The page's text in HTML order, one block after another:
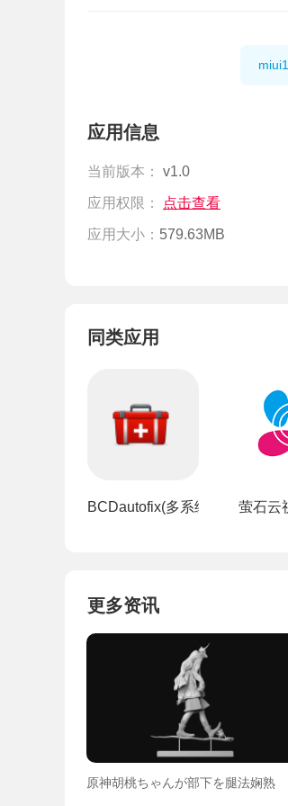
应用信息
当前版本： v1.0
应用权限： 点击查看
应用大小： 579.63MB
同类应用
BCDautofix(多系统启动引导修
萤石云
更多资讯
原神胡桃ちゃんが部下を腿法娴熟